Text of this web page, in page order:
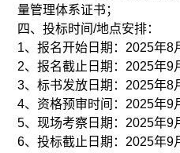
量管理体系证书；
四、投标时间/地点安排：
1、报名开始日期：2025年8
2、报名截止日期：2025年9
3、标书发放日期：2025年8
4、资格预审时间：2025年9
5、现场考察日期：2025年9
6、投标截止日期：2025年9